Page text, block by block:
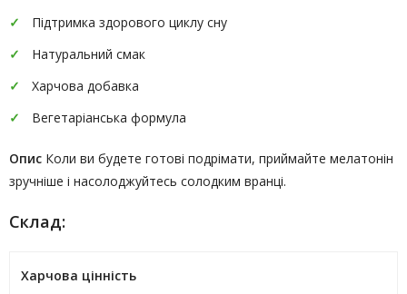
Підтримка здорового циклу сну
Натуральний смак
Харчова добавка
Вегетаріанська формула
Опис Коли ви будете готові подрімати, приймайте мелатонін
зручніше і насолоджуйтесь солодким вранці.
Склад:
Харчова цінність